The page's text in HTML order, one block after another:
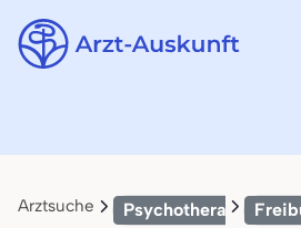
Arztsuche Psychotherapie: